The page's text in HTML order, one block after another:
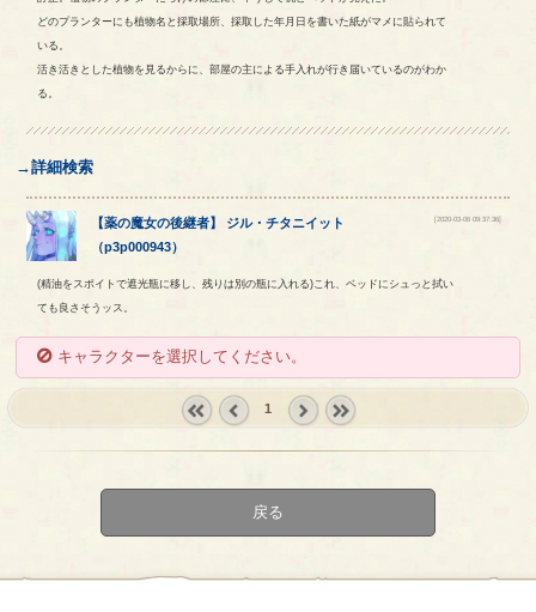
どのプランターにも植物名と採取場所、採取した年月日を書いた紙がマメに貼られて
いる。
活き活きとした植物を見るからに、部屋の主による手入れが行き届いているのがわか
る。
→詳細検索
【薬の魔女の後継者】 ジル・チタニイット
（p3p000943）
[2020-03-06 09:37:36]
(精油をスポイトで遮光瓶に移し、残りは別の瓶に入れる)これ、ベッドにシュっと拭い
ても良さそうッス。
キャラクターを選択してください。
1
戻る